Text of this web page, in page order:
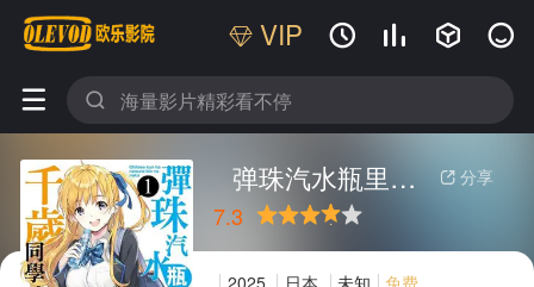
VIP    
 
 分享
弹珠汽水瓶里的千岁同学
7.3
很差较差还行推荐力荐